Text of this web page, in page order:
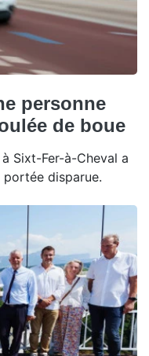
personne
de boue
Sixt-Fer-à-Cheval a
disparue.